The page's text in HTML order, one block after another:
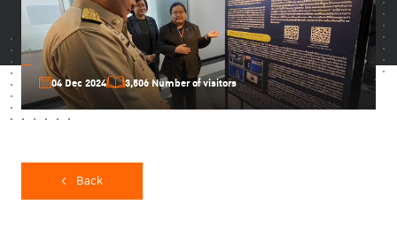
04 Dec 2024 3,506 Number of visitors
Back